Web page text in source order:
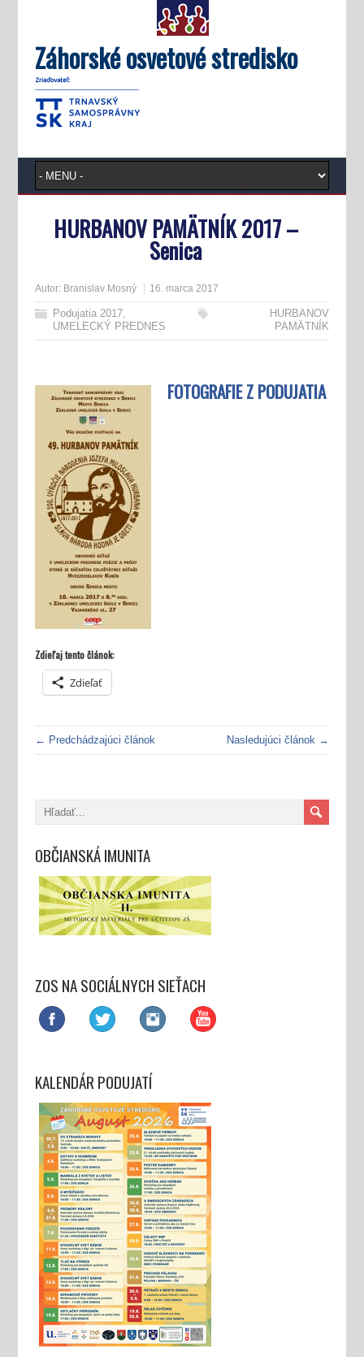
Záhorské osvetové stredisko
HURBANOV PAMÄTNÍK 2017 –
Senica
Autor: Branislav Mosný 16. marca 2017
Podujatia 2017,
UMELECKÝ PREDNES
HURBANOV
PAMÄTNÍK
FOTOGRAFIE Z PODUJATIA
Zdieľaj tento článok:
Zdieľať
← Predchádzajúci článok Nasledujúci článok →
OBČIANSKÁ IMUNITA
ZOS NA SOCIÁLNYCH SIEŤACH
KALENDÁR PODUJATÍ